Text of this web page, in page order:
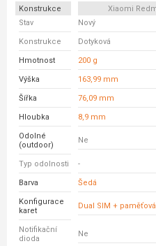
Konstrukce Xiaomi
Stav
Nový
Konstrukce Dotyková
Hmotnost 200 g
Výška 163,99 mm
Šířka 76,09 mm
Hloubka 8,9 mm
Odolné
(outdoor)
Ne
Typ odolnosti -
Barva Šedá
Konfigurace
karet
Dual SIM +
Notifikační
dioda
Ne